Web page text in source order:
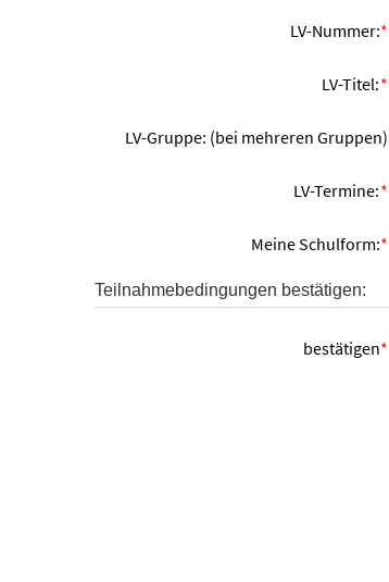
LV-Nummer:*
LV-Titel:*
LV-Gruppe: (bei mehreren Gruppen)
LV-Termine:*
Meine Schulform:*
Teilnahmebedingungen bestätigen:
bestätigen*